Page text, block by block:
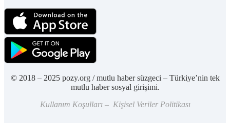
© 2018 – 2025 pozy.org / mutlu haber süzgeci – Türkiye’nin tek
mutlu haber sosyal girişimi.
Kullanım Koşulları – Kişisel Veriler Politikası